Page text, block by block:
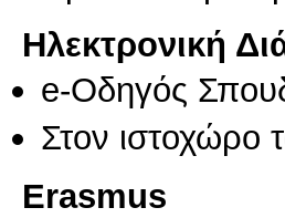
Ηλεκτρονική
e-Οδηγός
Στον ιστοχώρο
Erasmus